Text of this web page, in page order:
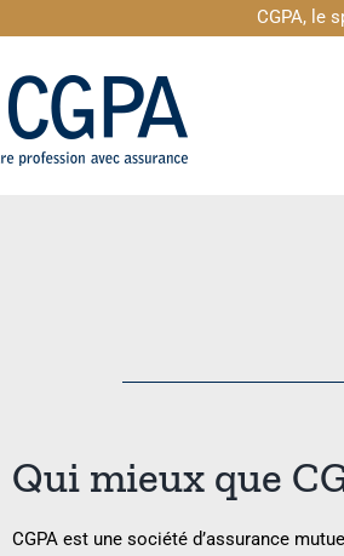
CGPA, le
Qui mieux que
CGPA est une société d’assurance